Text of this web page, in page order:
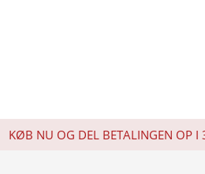
KØB NU OG DEL BETALINGEN OP I